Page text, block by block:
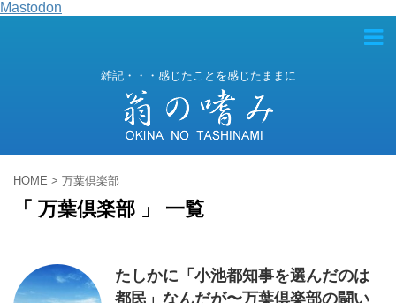
Mastodon
雑記・・・感じたことを感じたままに
HOME > 万葉倶楽部
「 万葉倶楽部 」 一覧
たしかに「小池都知事を選んだのは
都民」なんだが〜万葉倶楽部の闘い